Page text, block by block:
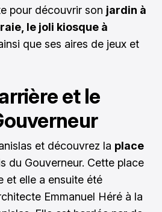
pour découvrir son jardin à
le joli kiosque à
que ses aires de jeux et
et le
et découvrez la place
du Gouverneur. Cette place
et elle a ensuite été
Emmanuel Héré à la